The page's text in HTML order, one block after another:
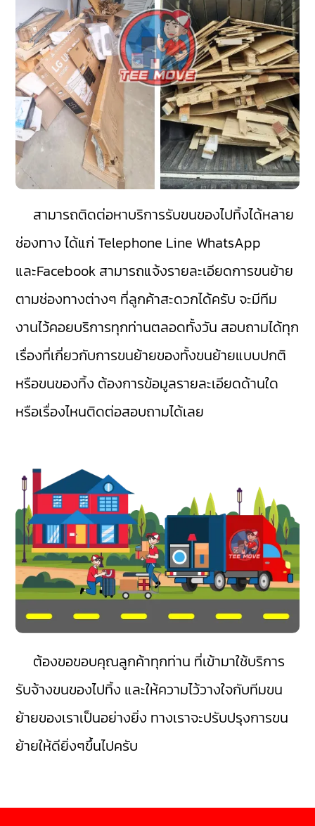
สามารถติดต่อหาบริการรับขนของไปทิ้งได้หลาย
ช่องทาง ได้แก่ Telephone Line WhatsApp
และFacebook สามารถแจ้งรายละเอียดการขนย้าย
ตามช่องทางต่างๆ ที่ลูกค้าสะดวกได้ครับ จะมีทีม
งานไว้คอยบริการทุกท่านตลอดทั้งวัน สอบถามได้ทุก
เรื่องที่เกี่ยวกับการขนย้ายของทั้งขนย้ายแบบปกติ
หรือขนของทิ้ง ต้องการข้อมูลรายละเอียดด้านใด
หรือเรื่องไหนติดต่อสอบถามได้เลย
ต้องขอขอบคุณลูกค้าทุกท่าน ที่เข้ามาใช้บริการ
รับจ้างขนของไปทิ้ง และให้ความไว้วางใจกับทีมขน
ย้ายของเราเป็นอย่างยิ่ง ทางเราจะปรับปรุงการขน
ย้ายให้ดียิ่งๆขึ้นไปครับ